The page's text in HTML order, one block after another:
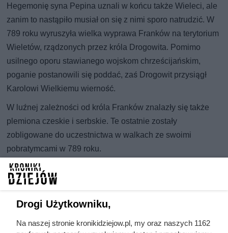
Hegemonię syna Pepina uznali w końcu także Wieleci, ale
zanim to nastąpiło musiał on się z nimi sporo natrudzić. W
789 roku wyruszyła wielka wyprawa Franków na terytorium
Wieletów, rządzonych przez króla Drogowita. Pomimo
usilnego oporu stawianego wojskom chrześcijańskim,
poganie postanowili się poddać, zaś Drogowit przysiągł
Karolowi Wielkiemu wierność.
W luźnej zależności od króla Franków znalazły się także
plemiona czeskie i serbskie. Te ostatnie zostały
zobligowane do uczestnictwa w walkach ze swoimi
pobratymcami w 789 roku.
Wojny na śmierć i życie z Sasami
przedmiotu są wojny, jakie Karol Wielki toczył z pogańskimi
Sasami. Zmagania te obfitowały w wiele zwrotów akcji.
Drogi Użytkowniku,
Na naszej stronie kronikidziejow.pl, my oraz naszych 1162